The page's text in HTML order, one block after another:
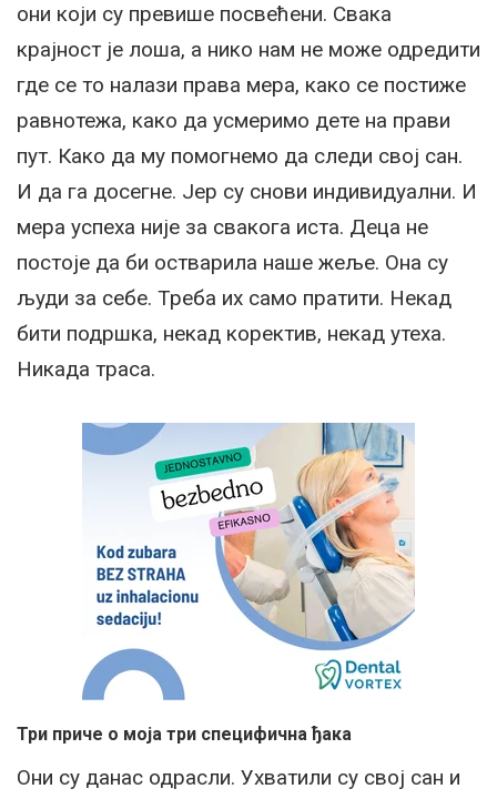
они који су превише посвећени. Свака
крајност је лоша, а нико нам не може одредити
где се то налази права мера, како се постиже
равнотежа, како да усмеримо дете на прави
пут. Како да му помогнемо да следи свој сан.
И да га досегне. Јер су снови индивидуални. И
мера успеха није за свакога иста. Деца не
постоје да би остварила наше жеље. Она су
људи за себе. Треба их само пратити. Некад
бити подршка, некад коректив, некад утеха.
Никада траса.
Три приче о моја три специфична ђака
Они су данас одрасли. Ухватили су свој сан и